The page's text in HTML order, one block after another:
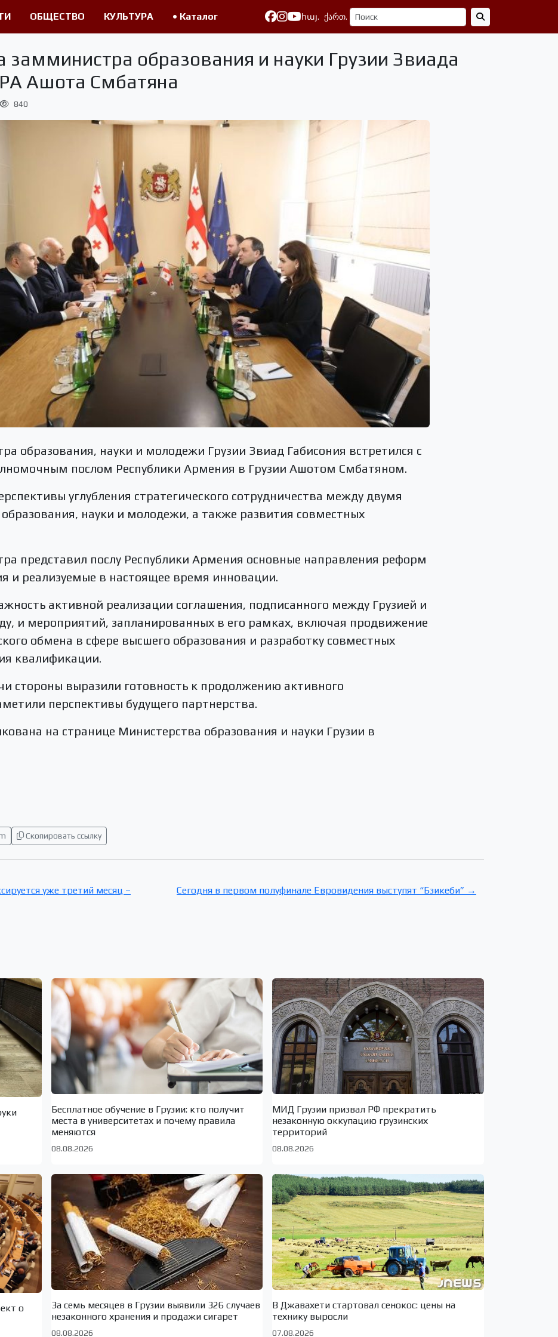
ОБЩЕСТВО КУЛЬТУРА • Каталог հայ. ქართ.
замминистра образования и науки Грузии Звиада
Ашота Смбатяна
840
образования, науки и молодежи Грузии Звиад Габисония встретился с
послом Республики Армения в Грузии Ашотом Смбатяном.
углубления стратегического сотрудничества между двумя
науки и молодежи, а также развития совместных
представил послу Республики Армения основные направления реформ
и реализуемые в настоящее время инновации.
активной реализации соглашения, подписанного между Грузией и
и мероприятий, запланированных в его рамках, включая продвижение
обмена в сфере высшего образования и разработку совместных
квалификации.
стороны выразили готовность к продолжению активного
перспективы будущего партнерства.
на странице Министерства образования и науки Грузии в
Скопировать ссылку
уже третий месяц –
Сегодня в первом полуфинале Евровидения выступят “Бзикеби” →
Бесплатное обучение в Грузии: кто получит
места в университетах и почему правила
меняются
08.08.2026
МИД Грузии призвал РФ прекратить
незаконную оккупацию грузинских
территорий
08.08.2026
о
За семь месяцев в Грузии выявили 326 случаев
незаконного хранения и продажи сигарет
08.08.2026
В Джавахети стартовал сенокос: цены на
технику выросли
07.08.2026